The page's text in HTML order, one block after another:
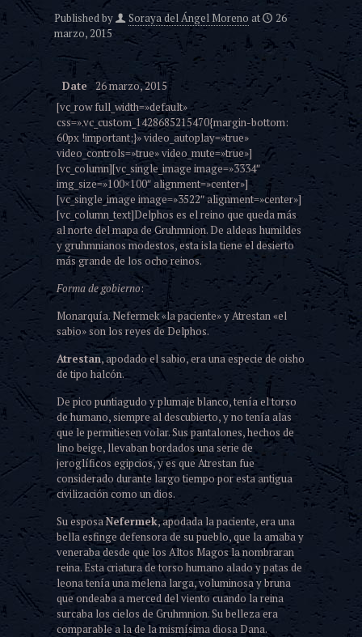
Published by Soraya del Ángel Moreno at
26
marzo, 2015
Date 26 marzo, 2015
[vc_row full_width=»default»
css=».vc_custom_1428685215470{margin-bottom:
60px !important;}» video_autoplay=»true»
video_controls=»true» video_mute=»true»]
[vc_column][vc_single_image image=»3334″
img_size=»100×100″ alignment=»center»]
[vc_single_image image=»3522″ alignment=»center»]
[vc_column_text]Delphos es el reino que queda más
al norte del mapa de Gruhmnion. De aldeas humildes
y gruhmnianos modestos, esta isla tiene el desierto
más grande de los ocho reinos.
Forma de gobierno:
Monarquía. Nefermek «la paciente» y Atrestan «el
sabio» son los reyes de Delphos.
Atrestan, apodado el sabio, era una especie de oisho
de tipo halcón.
De pico puntiagudo y plumaje blanco, tenía el torso
de humano, siempre al descubierto, y no tenía alas
que le permitiesen volar. Sus pantalones, hechos de
lino beige, llevaban bordados una serie de
jeroglíficos egipcios, y es que Atrestan fue
considerado durante largo tiempo por esta antigua
civilización como un dios.
Su esposaNefermek, apodada la paciente, era una
bella esfinge defensora de su pueblo, que la amaba y
veneraba desde que los Altos Magos la nombraran
reina. Esta criatura de torso humano alado y patas de
leona tenía una melena larga, voluminosa y bruna
que ondeaba a merced del viento cuando la reina
surcaba los cielos de Gruhmnion. Su belleza era
comparable a la de la mismísima diosa Dana.